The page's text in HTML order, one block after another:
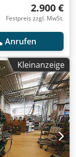
2.900 €
Festpreis zzgl. MwSt.
Anrufen
Kleinanzeige